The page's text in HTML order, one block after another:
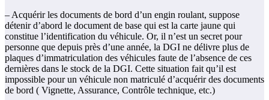
– Acquérir les documents de bord d’un engin roulant, suppose
détenir d’abord le document de base qui est la carte jaune qui
constitue l’identification du véhicule. Or, il n’est un secret pour
personne que depuis près d’une année, la DGI ne délivre plus de
plaques d’immatriculation des véhicules faute de l’absence de ces
dernières dans le stock de la DGI. Cette situation fait qu’il est
impossible pour un véhicule non matriculé d’acquérir des documents
de bord ( Vignette, Assurance, Contrôle technique, etc.)